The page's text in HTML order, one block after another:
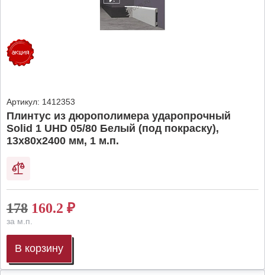
Артикул: 1412353
Плинтус из дюрополимера ударопрочный
Solid 1 UHD 05/80 Белый (под покраску),
13х80х2400 мм, 1 м.п.
178 160.2 ₽
за м.п.
В корзину